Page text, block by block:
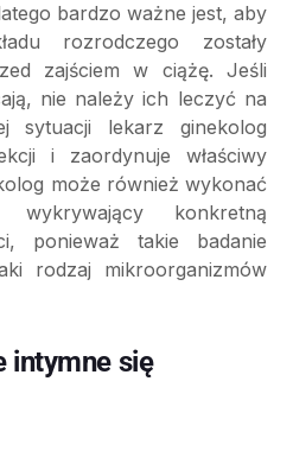
bardzo ważne jest, aby
rozrodczego zostały
zajściem w ciążę. Jeśli
nie należy ich leczyć na
sytuacji lekarz ginekolog
i zaordynuje właściwy
może również wykonać
konkretną
ponieważ takie badanie
rodzaj mikroorganizmów
intymne się